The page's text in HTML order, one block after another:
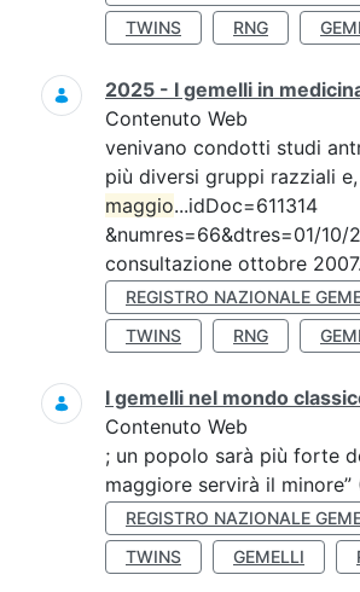
TWINS
RNG
2025 - I gemelli in
Contenuto Web
venivano condotti studi
più diversi gruppi razziali
maggio...idDoc=611314
&numres=66&dtres=01/10/
consultazione ottobre
REGISTRO NAZIONALE
TWINS
RNG
I gemelli nel mondo
Contenuto Web
; un popolo sarà più forte
maggiore servirà il minore”
REGISTRO NAZIONALE
TWINS
GEMELLI